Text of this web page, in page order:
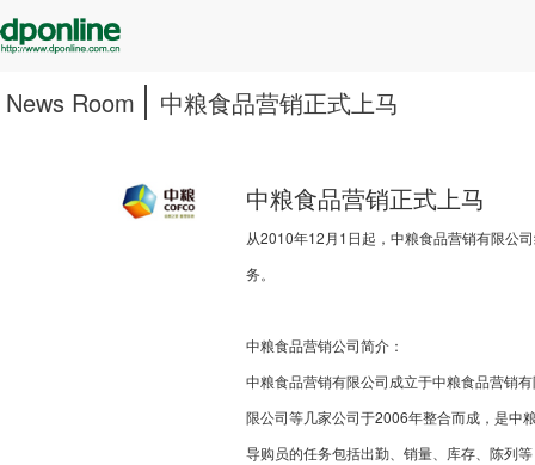
News Room 中粮食品营销正式上马
中粮食品营销正式上马
从2010年12月1日起，中粮食品营销有限公
务。
中粮食品营销公司简介：
中粮食品营销有限公司成立于中粮食品营销
限公司等几家公司于2006年整合而成，是中
导购员的任务包括出勤、销量、库存、陈列